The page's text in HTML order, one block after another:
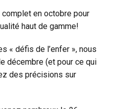
en octobre pour
haut de gamme!
« défis de l’enfer », nous
décembre (et pour ce qui
des précisions sur